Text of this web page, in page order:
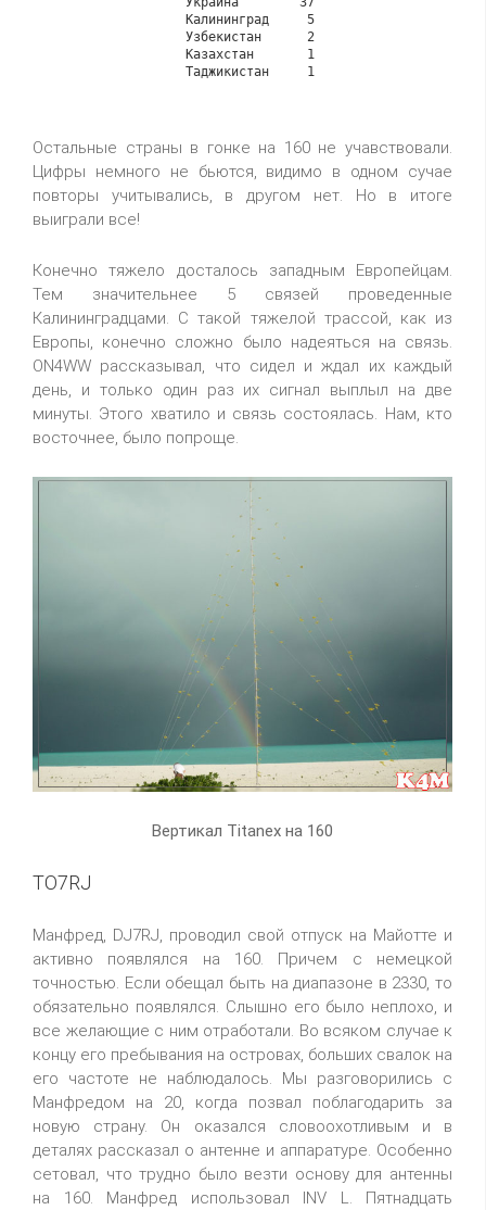
Остальные страны в гонке на 160 не учавствовали.
Цифры немного не бьются, видимо в одном сучае
повторы учитывались, в другом нет. Но в итоге
выиграли все!
Конечно тяжело досталось западным Европейцам.
Тем значительнее 5 связей проведенные
Калининградцами. С такой тяжелой трассой, как из
Европы, конечно сложно было надеяться на связь.
ON4WW рассказывал, что сидел и ждал их каждый
день, и только один раз их сигнал выплыл на две
минуты. Этого хватило и связь состоялась. Нам, кто
восточнее, было попроще.
Вертикал Titanex на 160
TO7RJ
Манфред, DJ7RJ, проводил свой отпуск на Майотте и
активно появлялся на 160. Причем с немецкой
точностью. Если обещал быть на диапазоне в 2330, то
обязательно появлялся. Слышно его было неплохо, и
все желающие с ним отработали. Во всяком случае к
концу его пребывания на островах, больших свалок на
его частоте не наблюдалось. Мы разговорились с
Манфредом на 20, когда позвал поблагодарить за
новую страну. Он оказался словоохотливым и в
деталях рассказал о антенне и аппаратуре. Особенно
сетовал, что трудно было везти основу для антенны
на 160. Манфред использовал INV L. Пятнадцать